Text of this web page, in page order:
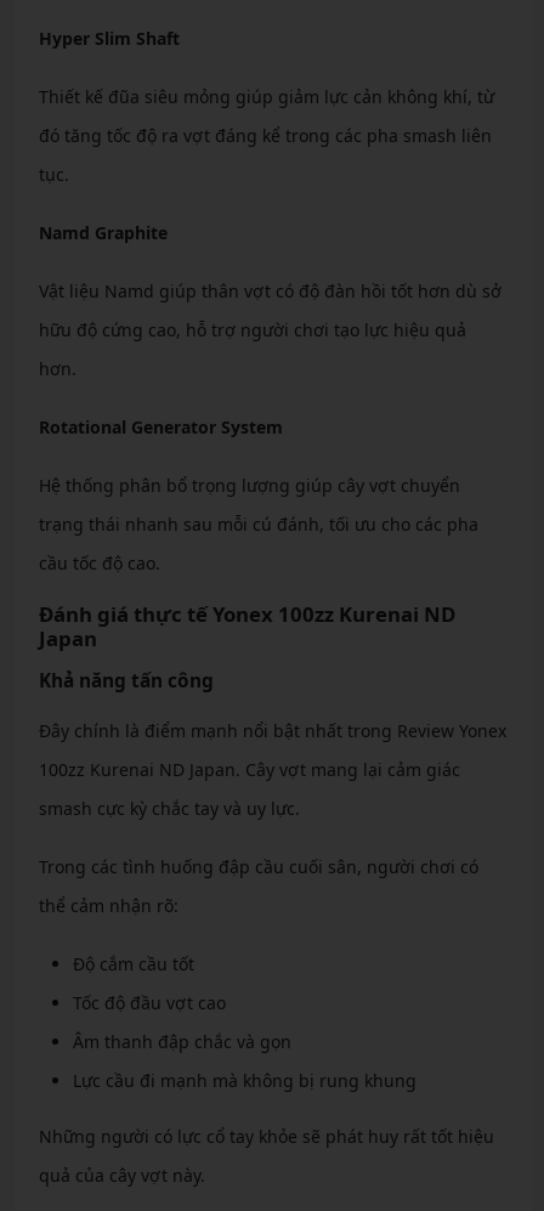
Hyper Slim Shaft
Thiết kế đũa siêu mỏng giúp giảm lực cản không khí, từ
đó tăng tốc độ ra vợt đáng kể trong các pha smash liên
tục.
Namd Graphite
Vật liệu Namd giúp thân vợt có độ đàn hồi tốt hơn dù sở
hữu độ cứng cao, hỗ trợ người chơi tạo lực hiệu quả
hơn.
Rotational Generator System
Hệ thống phân bổ trọng lượng giúp cây vợt chuyển
trạng thái nhanh sau mỗi cú đánh, tối ưu cho các pha
cầu tốc độ cao.
Đánh giá thực tế Yonex 100zz Kurenai ND
Japan
Khả năng tấn công
Đây chính là điểm mạnh nổi bật nhất trong Review Yonex
100zz Kurenai ND Japan. Cây vợt mang lại cảm giác
smash cực kỳ chắc tay và uy lực.
Trong các tình huống đập cầu cuối sân, người chơi có
thể cảm nhận rõ:
Độ cắm cầu tốt
Tốc độ đầu vợt cao
Âm thanh đập chắc và gọn
Lực cầu đi mạnh mà không bị rung khung
Những người có lực cổ tay khỏe sẽ phát huy rất tốt hiệu
quả của cây vợt này.